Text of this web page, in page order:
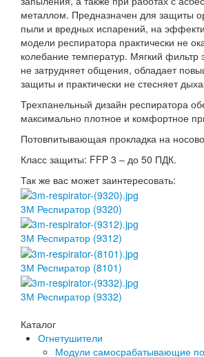
металлом. Предназначен для защиты
пыли и вредных испарений, на
модели респиратора практически не
колебание температур. Мягкий фильтр
не затрудняет общения, обладает
защиты и практически не стесняет
Трехпанельный дизайн респиратора
максимально плотное и комфортное
Потовпитывающая прокладка на
Класс защиты: FFP 3 – до 50 ПДК.
Так же вас может заинтересовать:
3М Респиратор (9320)
3М Респиратор (9312)
3М Респиратор (8101)
3М Респиратор (9332)
Каталог
Огнетушители
Модули самосрабатывающие